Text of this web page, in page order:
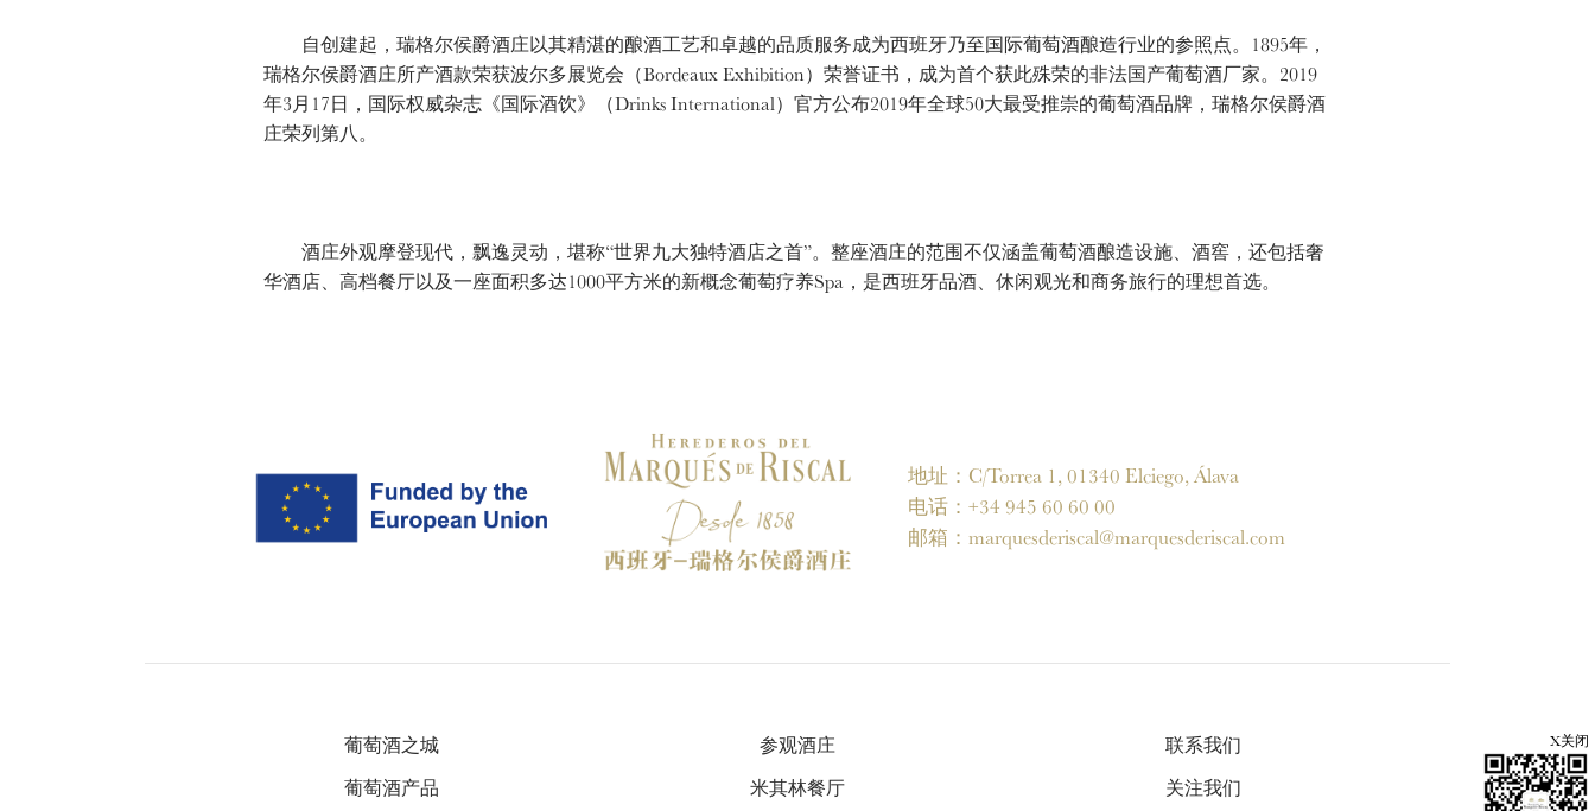
自创建起，瑞格尔侯爵酒庄以其精湛的酿酒工艺和卓越的品质服务成为西班牙乃至国际葡萄酒酿造行业的参照点。1895年，
瑞格尔侯爵酒庄所产酒款荣获波尔多展览会（Bordeaux Exhibition）荣誉证书，成为首个获此殊荣的非法国产葡萄酒厂家。2019
年3月17日，国际权威杂志《国际酒饮》（Drinks International）官方公布2019年全球50大最受推崇的葡萄酒品牌，瑞格尔侯爵酒
庄荣列第八。
酒庄外观摩登现代，飘逸灵动，堪称“世界九大独特酒店之首”。整座酒庄的范围不仅涵盖葡萄酒酿造设施、酒窖，还包括奢
华酒店、高档餐厅以及一座面积多达1000平方米的新概念葡萄疗养Spa，是西班牙品酒、休闲观光和商务旅行的理想首选。
地址：C/Torrea 1, 01340 Elciego, Álava
电话：+34 945 60 60 00
邮箱： marquesderiscal@marquesderiscal.com
葡萄酒之城
葡萄酒产品
参观酒庄
米其林餐厅
联系我们
关注我们
X关闭